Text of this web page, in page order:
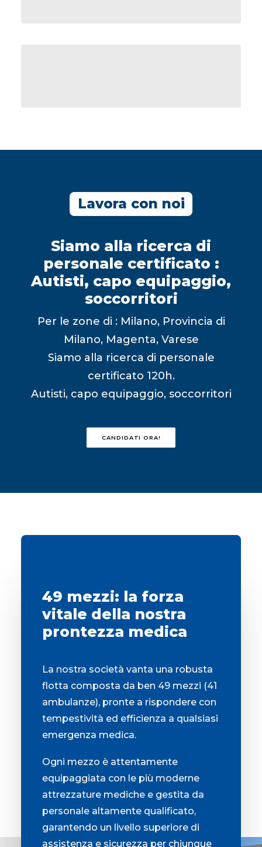
Lavora con noi
Siamo alla ricerca di
personale certificato :
Autisti, capo equipaggio,
soccorritori
Per le zone di : Milano, Provincia di
Milano, Magenta, Varese
Siamo alla ricerca di personale
certificato 120h.
Autisti, capo equipaggio, soccorritori
CANDIDATI ORA!
49 mezzi: la forza
vitale della nostra
prontezza medica
La nostra società vanta una robusta
flotta composta da ben 49 mezzi (41
ambulanze), pronte a rispondere con
tempestività ed efficienza a qualsiasi
emergenza medica.
Ogni mezzo è attentamente
equipaggiata con le più moderne
attrezzature mediche e gestita da
personale altamente qualificato,
garantendo un livello superiore di
assistenza e sicurezza per chiunque